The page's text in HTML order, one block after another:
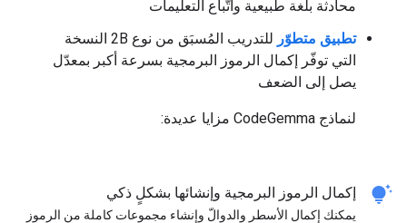
محادثة بلغة طبيعية واتّباع التعليمات
تطبيق متطوّر
للتدريب المُسبَق من نوع 2B النسخة
التي توفّر إكمال الرموز البرمجية بسرعة أكبر بمعدّل
يصل إلى الضعف
لنماذج CodeGemma مزايا عديدة:
tips_and_updates إكمال الرموز البرمجية وإنشائها بشكلٍ ذكي
يمكنك إكمال الأسطر والدوالّ وإنشاء مجموعات كاملة من الرموز